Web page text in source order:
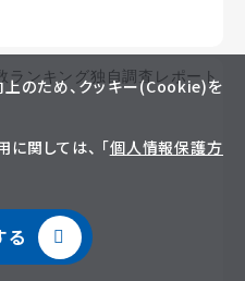
上のため、クッキー(Cookie)を
関しては、 「個人情報保護方
る